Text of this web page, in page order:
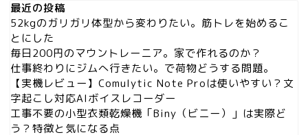
最近の投稿
52kgのガリガリ体型から変わりたい。筋トレを始めるこ
とにした
毎日200円のマウントレーニア。家で作れるのか？
仕事終わりにジムへ行きたい。で荷物どうする問題。
【実機レビュー】Comulytic Note Proは使いやすい？文
字起こし対応AIボイスレコーダー
工事不要の小型衣類乾燥機「Biny（ビニー）」は実際ど
う？特徴と気になる点